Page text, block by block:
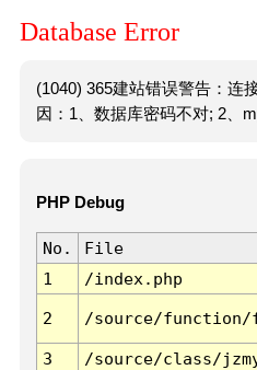
Database Error
(1040) 365建站错误警告：连
因：1、数据库密码不对; 2、
PHP Debug
No. File
1
/index.php
2 /source/function/
3 /source/class/